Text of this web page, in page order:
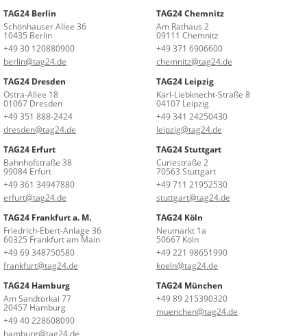
TAG24 Berlin
Schönhauser Allee 36
10435 Berlin
+49 30 120880900
berlin@tag24.de
TAG24 Chemnitz
Am Rathaus 2
09111 Chemnitz
+49 371 6906600
chemnitz@tag24.de
TAG24 Dresden
Ostra-Allee 18
01067 Dresden
+49 351 888-2424
dresden@tag24.de
TAG24 Leipzig
Karl-Liebknecht-Straße 8
04107 Leipzig
+49 341 24250430
leipzig@tag24.de
TAG24 Erfurt
Bahnhofstraße 38
99084 Erfurt
+49 361 34947880
erfurt@tag24.de
TAG24 Stuttgart
Curiestraße 2
70563 Stuttgart
+49 711 21952530
stuttgart@tag24.de
TAG24 Frankfurt a. M.
Friedrich-Ebert-Anlage 36
60325 Frankfurt am Main
+49 69 348750580
frankfurt@tag24.de
TAG24 Köln
Neumarkt 1a
50667 Köln
+49 221 98651990
koeln@tag24.de
TAG24 Hamburg
Am Sandtorkai 77
20457 Hamburg
+49 40 228608090
hamburg@tag24.de
TAG24 München
+49 89 215390320
muenchen@tag24.de